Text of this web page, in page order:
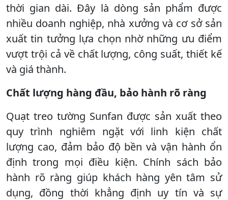
thời gian dài. Đây là dòng sản phẩm được
nhiều doanh nghiệp, nhà xưởng và cơ sở sản
xuất tin tưởng lựa chọn nhờ những ưu điểm
vượt trội cả về chất lượng, công suất, thiết kế
và giá thành.
Chất lượng hàng đầu, bảo hành rõ ràng
Quạt treo tường Sunfan được sản xuất theo
quy trình nghiêm ngặt với linh kiện chất
lượng cao, đảm bảo độ bền và vận hành ổn
định trong mọi điều kiện. Chính sách bảo
hành rõ ràng giúp khách hàng yên tâm sử
dụng, đồng thời khẳng định uy tín và sự